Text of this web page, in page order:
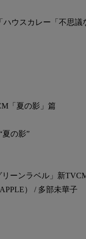
ウスカレー「不思議
「夏の影」篇
夏の影”
ーンラベル」新
） / 多部未華子